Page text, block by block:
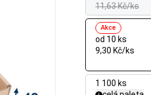
11,63 Kč/ks
od 10 ks
Akce
9,30 Kč/ks
1 100 ks